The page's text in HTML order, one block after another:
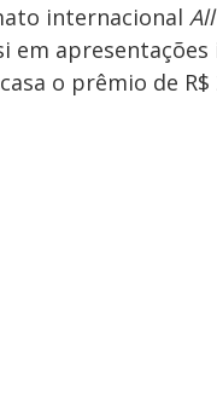
internacional
em
o prêmio de